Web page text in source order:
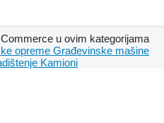
u ovim kategorijama
opreme Građevinske mašine
Kamioni